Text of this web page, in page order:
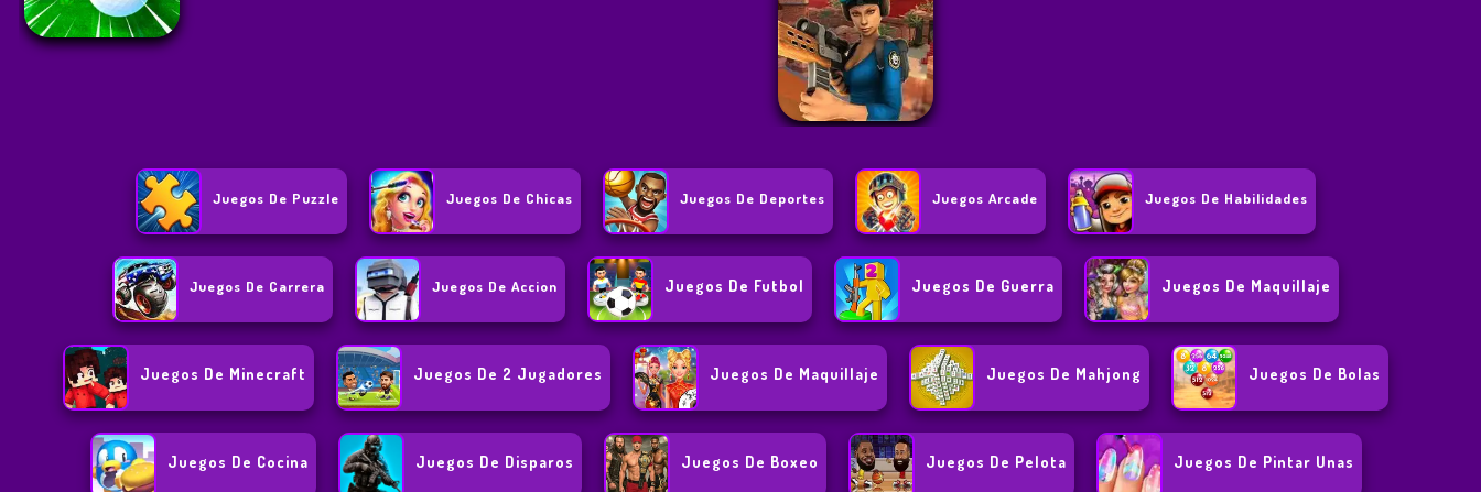
Juegos De Puzzle Juegos De Chicas Juegos De Deportes Juegos Arcade Juegos De Habilidades
Juegos De Carrera Juegos De Accion Juegos De Futbol Juegos De Guerra Juegos De Maquillaje
Juegos De Minecraft Juegos De 2 Jugadores Juegos De Maquillaje Juegos De Mahjong Juegos De Bolas
Juegos De Cocina Juegos De Disparos Juegos De Boxeo Juegos De Pelota Juegos De Pintar Unas